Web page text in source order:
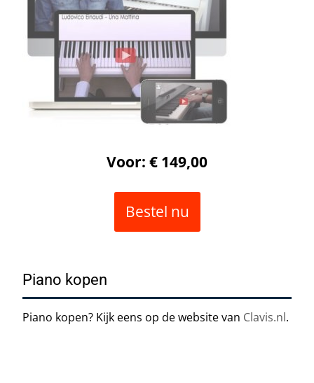
Voor: € 149,00
Bestel nu
Piano kopen
Piano kopen? Kijk eens op de website van Clavis.nl.